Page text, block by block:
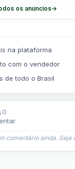
os anúncios→
na plataforma
com o vendedor
de todo o Brasil
0
comentário ainda. Seja